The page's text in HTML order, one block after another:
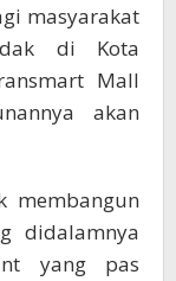
masyarakat
di Kota
Mall
akan
membangun
didalamnya
yang pas